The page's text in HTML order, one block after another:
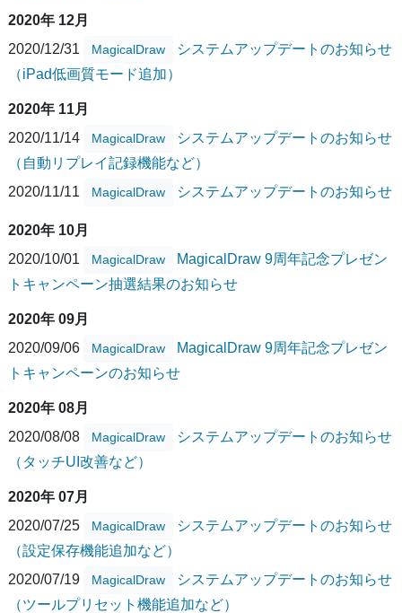
2020年 12月
2020/12/31
MagicalDraw
システムアップデートのお知らせ
（iPad低画質モード追加）
2020年 11月
2020/11/14
MagicalDraw
システムアップデートのお知らせ
（自動リプレイ記録機能など）
2020/11/11
MagicalDraw システムアップデートのお知らせ
2020年 10月
2020/10/01
MagicalDraw
MagicalDraw 9周年記念プレゼン
トキャンペーン抽選結果のお知らせ
2020年 09月
2020/09/06
MagicalDraw
MagicalDraw 9周年記念プレゼン
トキャンペーンのお知らせ
2020年 08月
2020/08/08
MagicalDraw
システムアップデートのお知らせ
（タッチUI改善など）
2020年 07月
2020/07/25
MagicalDraw
システムアップデートのお知らせ
（設定保存機能追加など）
2020/07/19
MagicalDraw
システムアップデートのお知らせ
（ツールプリセット機能追加など）